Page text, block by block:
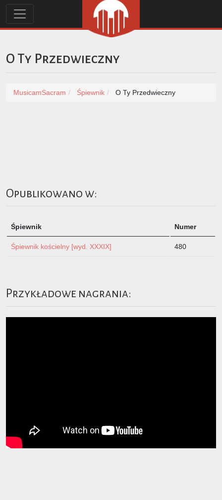
O Ty Przedwieczny
MusicamSacram Śpiewnik O Ty Przedwieczny
Opublikowano w:
Śpiewnik Numer
Śpiewnik kościelny [wyd. XXXIX] 480
Przykładowe nagrania: